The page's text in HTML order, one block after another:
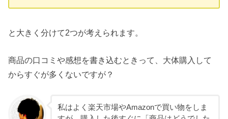
と大きく分けて2つが考えられます。
商品の口コミや感想を書き込むときって、大体購入して
からすぐが多くないですが？
私はよく楽天市場やAmazonで買い物をしま